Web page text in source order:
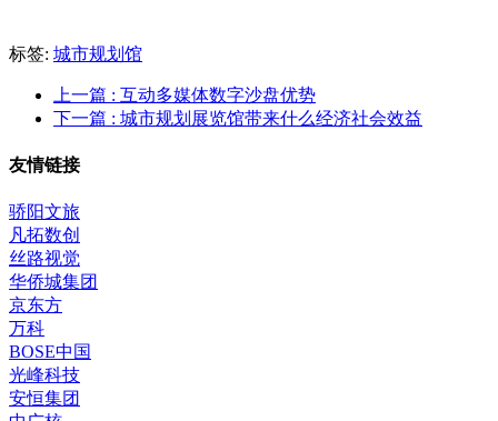
标签: 城市规划馆
上一篇 : 互动多媒体数字沙盘优势
下一篇 : 城市规划展览馆带来什么经济社会效益
友情链接
骄阳文旅
凡拓数创
丝路视觉
华侨城集团
京东方
万科
BOSE中国
光峰科技
安恒集团